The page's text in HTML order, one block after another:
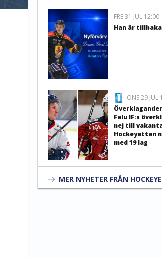
FRE 31 JUL 12:00
Han är
ONS 29 JUL
Falu IF:s
nej till
Hockeyettan
med 19 lag
MER NYHETER FRÅN